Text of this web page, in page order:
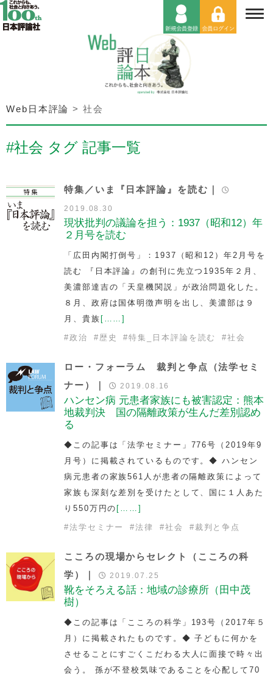
Web日本評論 >社会
#社会 タグ 記事一覧
特集／いま『日本評論』を読む｜
2019.08.30
現状批判の議論を担う：1937（昭和12）年
２月号を読む
「広田内閣打倒号」：1937（昭和12）年2月号を
読む 『日本評論』の創刊に先立つ1935年２月、
美濃部達吉の「天皇機関説」が政治問題化した。
８月、政府は国体明徴声明を出し、美濃部は９
月、貴族 [……]
#政治 # 歴史 #特集_日本評論を読む #社会
ロー・フォーラム 裁判と争点（法学セミ
ナー）｜
2019.08.16
ハンセン病 元患者家族にも被害認定：熊本
地裁判決 国の隔離政策が生んだ差別認め
る
◆この記事は「法学セミナー」776号（2019年9
月号）に掲載されているものです。◆ ハンセン
病元患者の家族561人が患者の隔離政策によって
家族も深刻な差別を受けたとして、国に１人あた
り550万円の [……]
#法学セミナー #法律 #社会 # 裁判と争点
こころの現場からセレクト（こころの科
学）｜
2019.07.25
靴をそろえる話：地域の診療所（田中茂
樹）
◆この記事は「こころの科学」193号（2017年５
月）に掲載されたものです。◆ 子どもに何かを
させることにすごくこだわる大人に面接で時々出
会う。 孫が不登校気味であることを心配して70